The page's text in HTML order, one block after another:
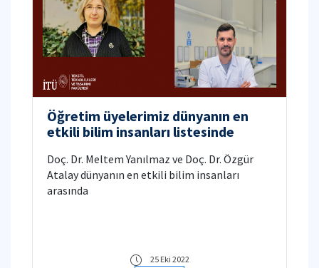
Öğretim üyelerimiz dünyanın en
etkili bilim insanları listesinde
Doç. Dr. Meltem Yanılmaz ve Doç. Dr. Özgür
Atalay dünyanın en etkili bilim insanları
arasında
25 Eki 2022